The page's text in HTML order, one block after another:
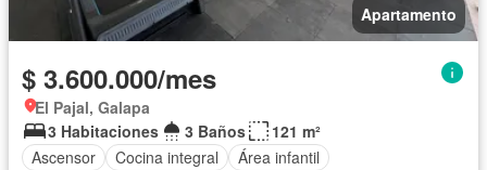
Apartamento
$ 3.600.000/mes
El Pajal, Galapa
3 Habitaciones
3 Baños
121 m²
Ascensor
Cocina integral
Área infantil